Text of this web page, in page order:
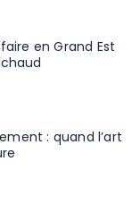
en Grand Est
: quand l’art